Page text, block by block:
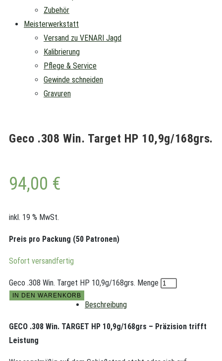
Zubehör
Meisterwerkstatt
Versand zu VENARI Jagd
Kalibrierung
Pflege & Service
Gewinde schneiden
Gravuren
Geco .308 Win. Target HP 10,9g/168grs.
94,00 €
inkl. 19 % MwSt.
Preis pro Packung (50 Patronen)
Sofort versandfertig
Geco .308 Win. Target HP 10,9g/168grs. Menge
IN DEN WARENKORB
Beschreibung
GECO .308 Win. TARGET HP 10,9g/168grs – Präzision trifft
Leistung